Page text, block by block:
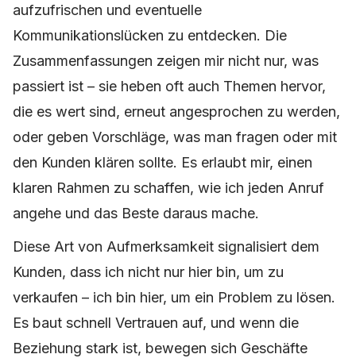
aufzufrischen und eventuelle
Kommunikationslücken zu entdecken. Die
Zusammenfassungen zeigen mir nicht nur, was
passiert ist – sie heben oft auch Themen hervor,
die es wert sind, erneut angesprochen zu werden,
oder geben Vorschläge, was man fragen oder mit
den Kunden klären sollte. Es erlaubt mir, einen
klaren Rahmen zu schaffen, wie ich jeden Anruf
angehe und das Beste daraus mache.
Diese Art von Aufmerksamkeit signalisiert dem
Kunden, dass ich nicht nur hier bin, um zu
verkaufen – ich bin hier, um ein Problem zu lösen.
Es baut schnell Vertrauen auf, und wenn die
Beziehung stark ist, bewegen sich Geschäfte